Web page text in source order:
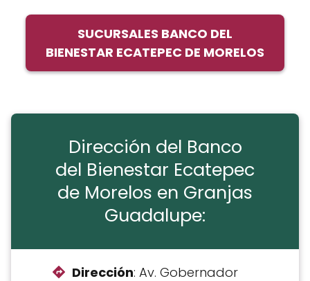
SUCURSALES BANCO DEL
BIENESTAR ECATEPEC DE MORELOS
Dirección del Banco
del Bienestar Ecatepec
de Morelos en Granjas
Guadalupe:
Dirección: Av. Gobernador